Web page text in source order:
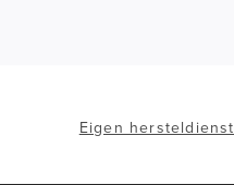
Eigen hersteldienst